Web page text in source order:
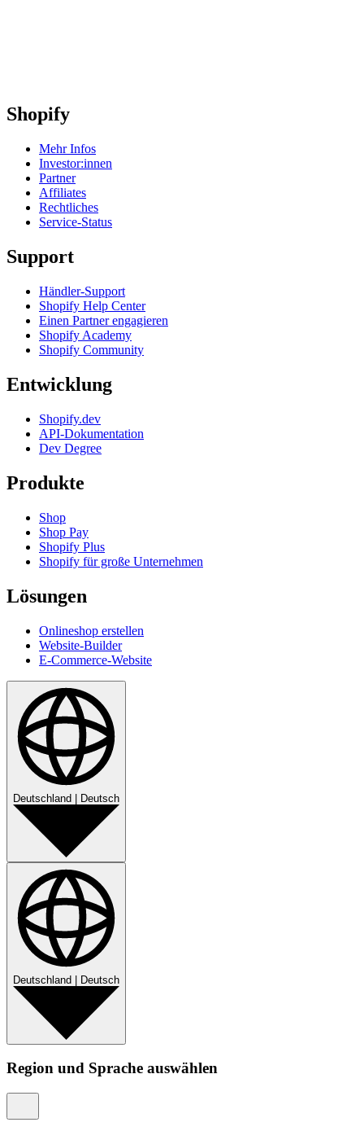
Shopify
Mehr Infos
Investor:innen
Partner
Affiliates
Rechtliches
Service-Status
Support
Händler-Support
Shopify Help Center
Einen Partner engagieren
Shopify Academy
Shopify Community
Entwicklung
Shopify.dev
API-Dokumentation
Dev Degree
Produkte
Shop
Shop Pay
Shopify Plus
Shopify für große Unternehmen
Lösungen
Onlineshop erstellen
Website-Builder
E-Commerce-Website
Deutschland | Deutsch
Deutschland Deutsch
Region und Sprache auswählen